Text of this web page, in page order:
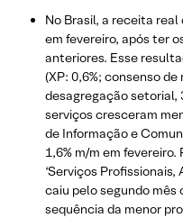
No Brasil, a receita
em fevereiro, após ter
anteriores. Esse
(XP: 0,6%; consenso
desagregação setorial,
serviços cresceram
de Informação e
1,6% m/m em
‘Serviços
caiu pelo segundo mês
sequência da menor